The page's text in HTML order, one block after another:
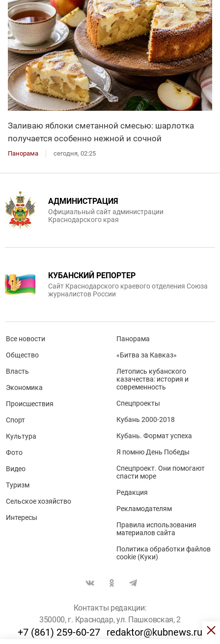
Заливаю яблоки сметанной смесью: шарлотка
получается особенно нежной и сочной
Панорама сегодня, 02:25
АДМИНИСТРАЦИЯ
Официальный сайт администрации
Краснодарского края
КУБАНСКИЙ РЕПОРТЕР
Сайт Краснодарского краевого отделения Союза
журналистов России
Все новости
Общество
Власть
Экономика
Происшествия
Спорт
Культура
Фото
Видео
Туризм
Сельское хозяйство
Интересы
Панорама
«Битва за Кавказ»
Летопись кубанского
казачества: история и
современность
Спецпроекты
Кубань 2000-2018
Кубань. Формат успеха
Я помню День Победы
Спецпроект. Они помогают
спасти море
Редакция
Рекламодателям
Правила использования
материалов сайта
Политика обработки файлов
cookie (Куки)
Контакты редакции:
350000, г. Краснодар, ул. Пашковская, 2
+7 (861) 259-60-27 redaktor@kubnews.ru